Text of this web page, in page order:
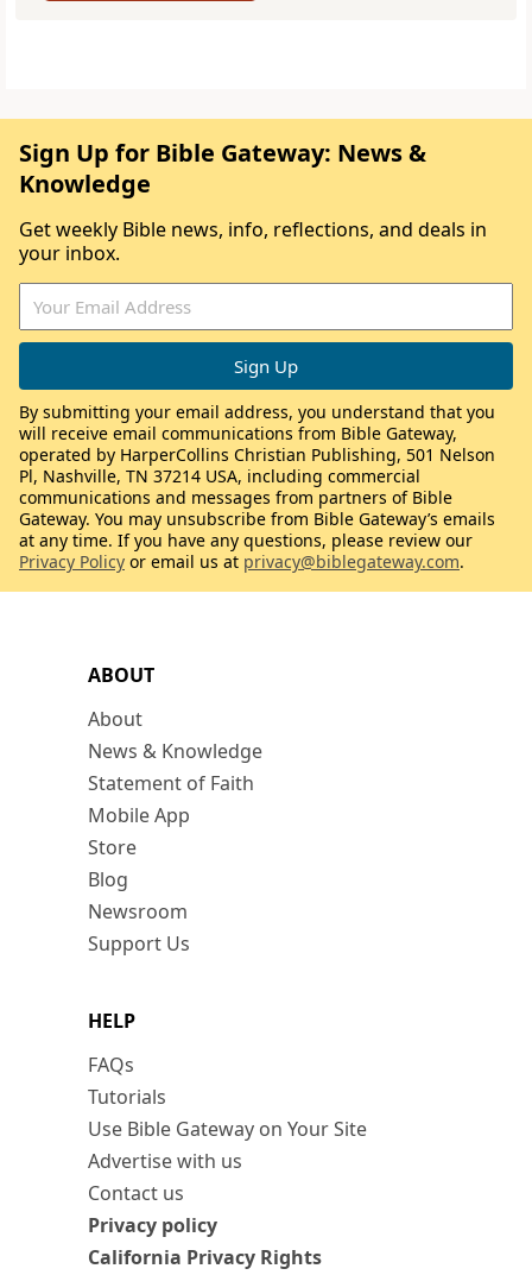
ABOUT
About
News & Knowledge
Statement of Faith
Mobile App
Store
Blog
Newsroom
Support Us
HELP
FAQs
Tutorials
Use Bible Gateway on Your Site
Advertise with us
Contact us
Privacy policy
California Privacy Rights
Sign Up for Bible Gateway: News &
Knowledge
Get weekly Bible news, info, reflections, and deals in
your inbox.
By submitting your email address, you understand that you
will receive email communications from Bible Gateway,
operated by HarperCollins Christian Publishing, 501 Nelson
Pl, Nashville, TN 37214 USA, including commercial
communications and messages from partners of Bible
Gateway. You may unsubscribe from Bible Gateway’s emails
at any time. If you have any questions, please review our
Privacy Policy or email us at privacy@biblegateway.com.